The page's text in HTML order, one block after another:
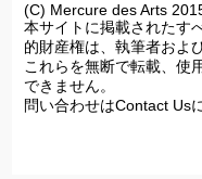
(C) Mercure des Arts
本サイトに掲載されたす
的財産権は、執筆者およ
これらを無断で転載、使
できません。
問い合わせはContact Us